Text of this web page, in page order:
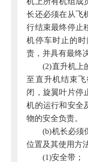
长还必须在从飞
行结束最终停止
机停车时止的
责，并具有最终
(2)直升机上
至直升机结束
闭，旋翼叶片停
机的运行和安全
物的安全负责。
(b)机长必须
位置及其使用方
(1)安全带；